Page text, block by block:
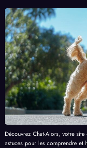
Découvrez Chat-Alors, votre
astuces pour les comprendre et